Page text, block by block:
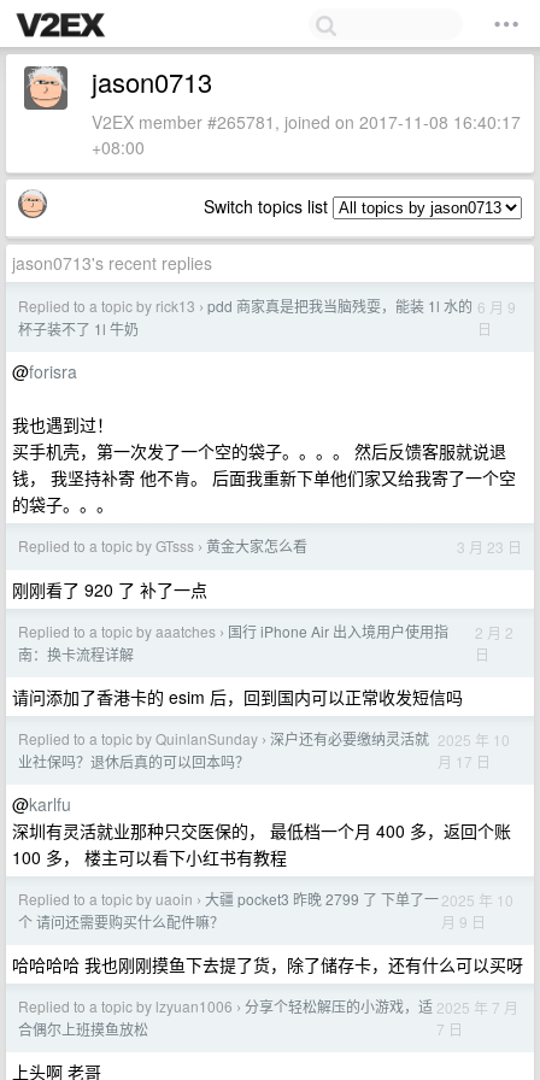
jason0713
V2EX member #265781, joined on 2017-11-08 16:40:17
+08:00
Switch topics list
jason0713's recent replies
Replied to a topic by rick13 › pdd 商家真是把我当脑残耍，能装 1l 水的
杯子装不了 1l 牛奶
6 月 9
日
@forisra
我也遇到过！
买手机壳，第一次发了一个空的袋子。。。。 然后反馈客服就说退
钱， 我坚持补寄 他不肯。 后面我重新下单他们家又给我寄了一个空
的袋子。。。
Replied to a topic by GTsss › 黄金大家怎么看 3 月 23 日
刚刚看了 920 了 补了一点
Replied to a topic by aaatches › 国行 iPhone Air 出入境用户使用指
南：换卡流程详解
2 月 2
日
请问添加了香港卡的 esim 后，回到国内可以正常收发短信吗
Replied to a topic by QuinlanSunday › 深户还有必要缴纳灵活就
业社保吗？退休后真的可以回本吗？
2025 年 10
月 17 日
@karlfu
深圳有灵活就业那种只交医保的， 最低档一个月 400 多，返回个账
100 多， 楼主可以看下小红书有教程
Replied to a topic by uaoin › 大疆 pocket3 昨晚 2799 了 下单了一
个 请问还需要购买什么配件嘛？
2025 年 10
月 9 日
哈哈哈哈 我也刚刚摸鱼下去提了货，除了储存卡，还有什么可以买呀
Replied to a topic by lzyuan1006 › 分享个轻松解压的小游戏，适
合偶尔上班摸鱼放松
2025 年 7 月
7 日
上头啊 老哥